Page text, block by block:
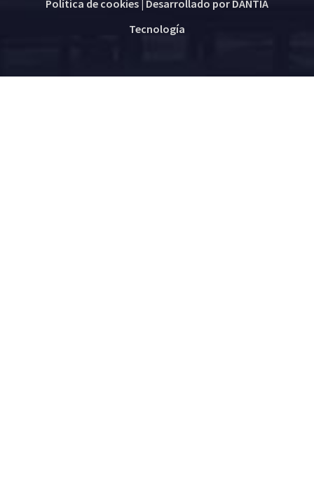
Política de cookies| Desarrollado por DANTIA
Tecnología